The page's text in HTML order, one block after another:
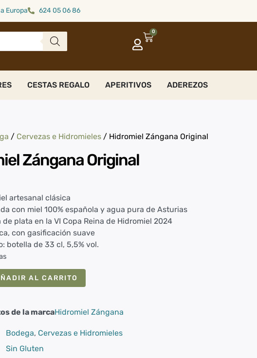
Europa 624 05 06 86
0
CESTAS REGALO APERITIVOS ADEREZOS
/ Cervezas e Hidromieles / Hidromiel Zángana Original
Zángana Original
artesanal clásica
con miel 100% española y agua pura de Asturias
de plata en la VI Copa Reina de Hidromiel 2024
con gasificación suave
botella de 33 cl, 5,5% vol.
AL CARRITO
de la marcaHidromiel Zángana
Bodega, Cervezas e Hidromieles
Sin Gluten